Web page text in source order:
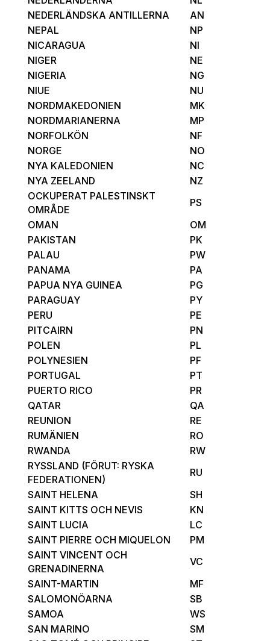
NEDERLÄNDSKA ANTILLERNA
AN
NEPAL
NP
NICARAGUA
NI
NIGER
NE
NIGERIA
NG
NIUE
NU
NORDMAKEDONIEN
MK
NORDMARIANERNA
MP
NORFOLKÖN
NF
NORGE
NO
NYA KALEDONIEN
NC
NYA ZEELAND
NZ
OCKUPERAT PALESTINSKT
OMRÅDE
PS
OMAN
OM
PAKISTAN
PK
PALAU
PW
PANAMA
PA
PAPUA NYA GUINEA
PG
PARAGUAY
PY
PERU
PE
PITCAIRN
PN
POLEN
PL
POLYNESIEN
PF
PORTUGAL
PT
PUERTO RICO
PR
QATAR
QA
REUNION
RE
RUMÄNIEN
RO
RWANDA
RW
RYSSLAND (FÖRUT: RYSKA
FEDERATIONEN)
RU
SAINT HELENA
SH
SAINT KITTS OCH NEVIS
KN
SAINT LUCIA
LC
SAINT PIERRE OCH MIQUELON
PM
SAINT VINCENT OCH
GRENADINERNA
VC
SAINT-MARTIN
MF
SALOMONÖARNA
SB
SAMOA
WS
SAN MARINO
SM